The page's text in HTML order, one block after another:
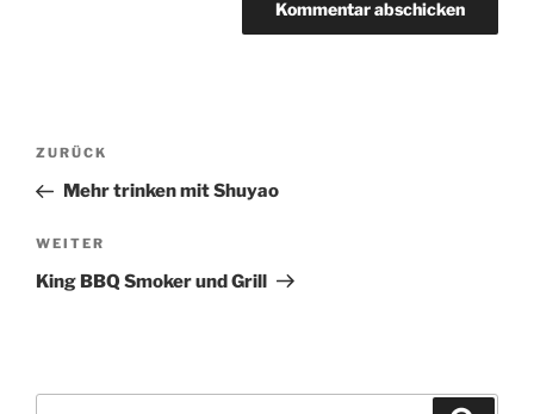
Beitragsnavigation
Vorheriger
Beitrag
ZURÜCK
Mehr trinken mit Shuyao
Nächster
Beitrag
WEITER
King BBQ Smoker und Grill